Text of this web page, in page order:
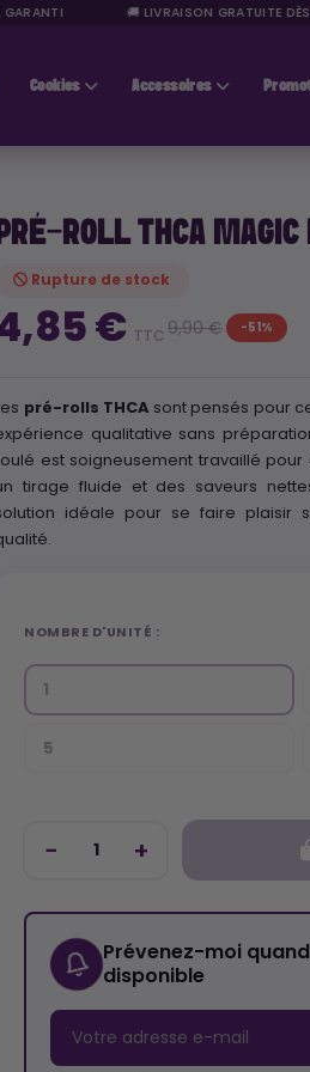
🚚 LIVRAISON GRATUITE DÈS
Cookies Accessoires
PRÉ-ROLL THCA
Rupture de stock
€ TTC 9,90 € -51%
pré-rolls THCA sont pensés pour
qualitative sans
est soigneusement travaillé
tirage fluide et des saveurs
idéale pour se faire plaisir
NOMBRE D'UNITÉ :
1
5
Prévenez-moi
disponible